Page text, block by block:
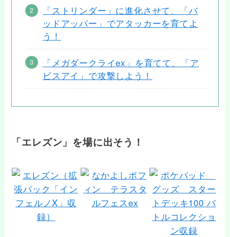
「ストリンダー」に進化させて、「バ
ッドアッパー」でアタッカーを育てよ
う！
「メガダークライex」を育てて、「ア
ビスアイ」で攻撃しよう！
「エレズン」を場に出そう！